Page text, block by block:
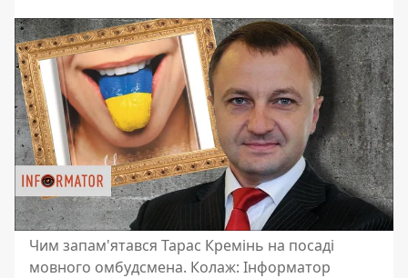
Чим запам'ятався Тарас Кремінь на посаді
мовного омбудсмена. Колаж: Інформатор